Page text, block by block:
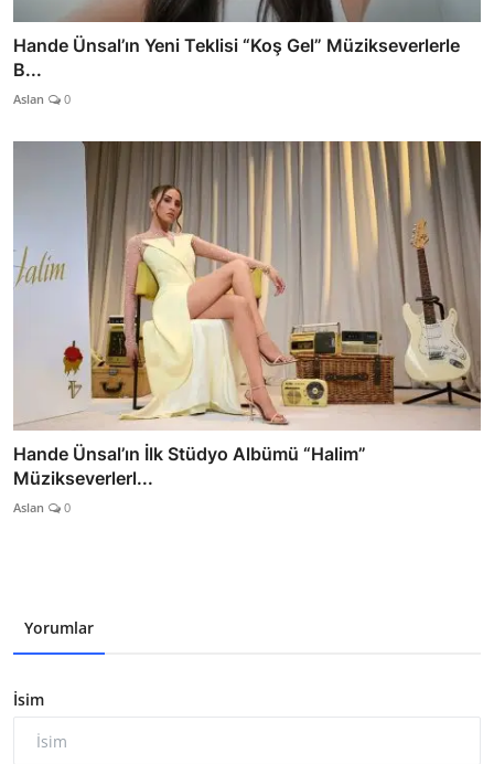
Hande Ünsal’ın Yeni Teklisi “Koş Gel” Müzikseverlerle
B...
Aslan 0
Hande Ünsal’ın İlk Stüdyo Albümü “Halim”
Müzikseverlerl...
Aslan 0
Yorumlar
İsim